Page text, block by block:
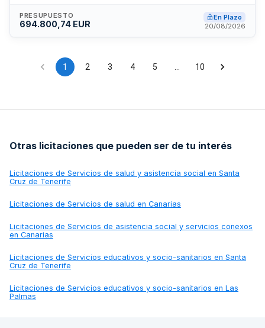
adjudicación. El contrato incluye obligaciones especiales de
ejecución y se financia parcialmente con cofinanciación de
PRESUPUESTO
694.800,74 EUR
En Plazo
20/08/2026
1 2 3 4 5 10
Otras licitaciones que pueden ser de tu interés
Licitaciones de Servicios de salud y asistencia social en Santa
Cruz de Tenerife
Licitaciones de Servicios de salud en Canarias
Licitaciones de Servicios de asistencia social y servicios conexos
en Canarias
Licitaciones de Servicios educativos y socio-sanitarios en Santa
Cruz de Tenerife
Licitaciones de Servicios educativos y socio-sanitarios en Las
Palmas